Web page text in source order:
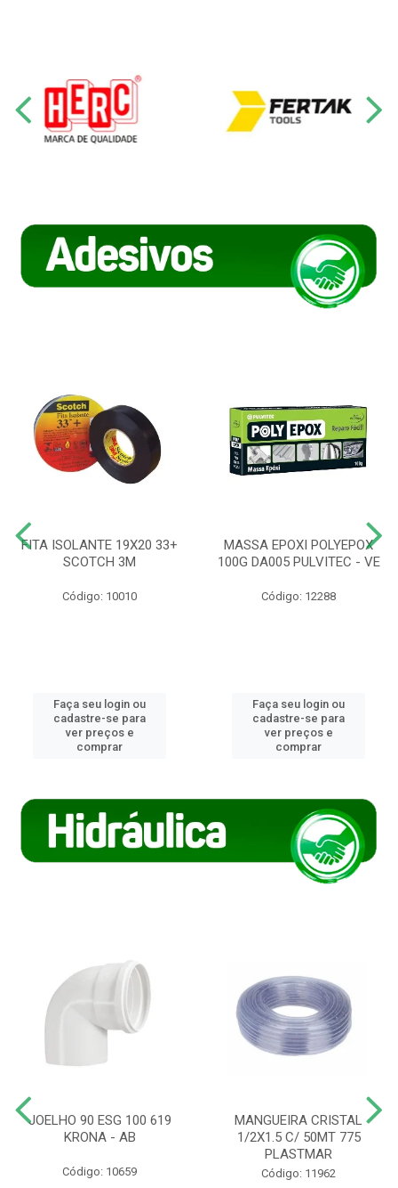
FITA ISOLANTE 19X20 33+
SCOTCH 3M
Código: 10010
Faça seu login ou
cadastre-se para
ver preços e
comprar
MASSA EPOXI POLYEPOX
100G DA005 PULVITEC - VE
Código: 12288
Faça seu login ou
cadastre-se para
ver preços e
comprar
JOELHO 90 ESG 100 619
KRONA - AB
Código: 10659
MANGUEIRA CRISTAL
1/2X1.5 C/ 50MT 775
PLASTMAR
Código: 11962